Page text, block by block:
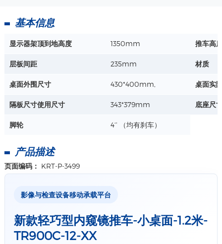
详情+
带锁小抽屉-352*245*200mm 规格
承重：2公斤
基本信息
显示器架顶到地高度 1350mm 推车高
层板间距 235mm 材质
桌面外围尺寸 430*400mm, 桌面实
隔板尺寸使用尺寸 343*379mm 底座尺
脚轮 4‘’ （均有刹车）
产品描述
页面编码： KRT-P-3499
影像与检查设备移动承载平台
新款轻巧型内窥镜推车-小桌面-1.2米-
TR900C-12-XX